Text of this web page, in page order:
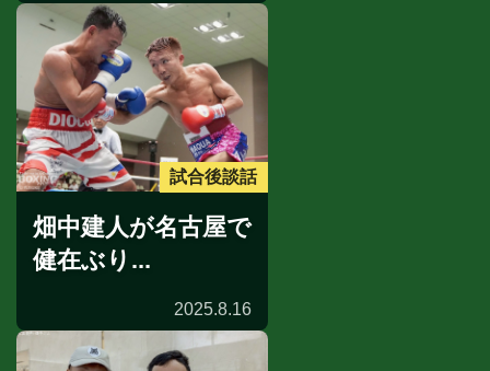
試合後談話
畑中建人が名古屋で
健在ぶり...
2025.8.16